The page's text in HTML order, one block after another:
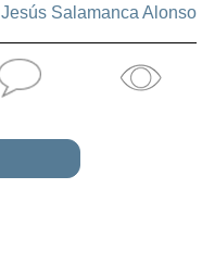
Jesús Salamanca Alonso